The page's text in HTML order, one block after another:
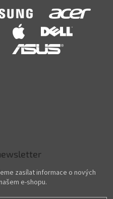
zasílat informace o nových
e-shopu.